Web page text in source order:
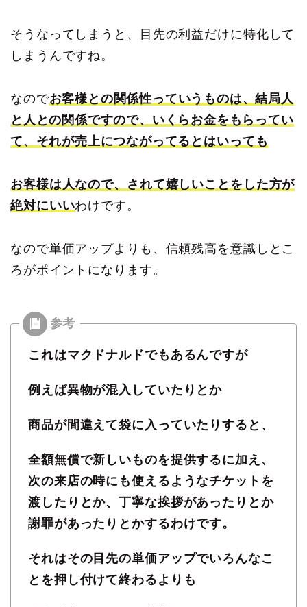
そうなってしまうと、目先の利益だけに特化して
しまうんですね。
なのでお客様との関係性っていうものは、結局人
と人との関係ですので、いくらお金をもらってい
て、それが売上につながってると はいっても
お客様は人なので、されて嬉しいことをした方が
絶対にいいわけです。
なので単価アップよりも、信頼残高を意識しとこ
ろがポイントになります。
これはマクドナルドでもあるんですが
例えば異物が混入していたりとか
商品が間違えて袋に入っていたりすると、
全額無償で新しいものを提供するに加え、
次の来店の時にも使えるようなチケットを
渡したりとか、丁寧な挨拶があったりとか
謝罪があったりとかするわけです。
それはその目先の単価アップでいろんなこ
とを押し付けて終わるよりも